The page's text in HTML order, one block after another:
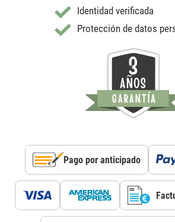
Identidad verificada
Protección de datos
Pago por anticipado